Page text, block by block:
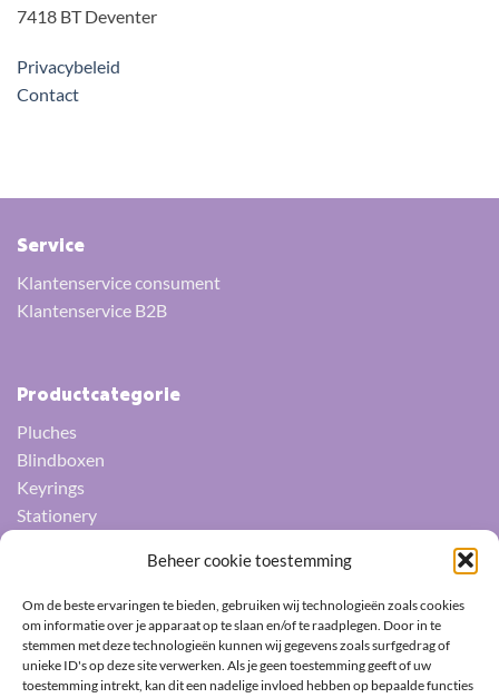
Beheer cookie toestemming
Om de beste ervaringen te bieden, gebruiken wij technologieën zoals cookies
om informatie over je apparaat op te slaan en/of te raadplegen. Door in te
stemmen met deze technologieën kunnen wij gegevens zoals surfgedrag of
unieke ID's op deze site verwerken. Als je geen toestemming geeft of uw
toestemming intrekt, kan dit een nadelige invloed hebben op bepaalde functies
7418 BT Deventer
Privacybeleid
Contact
Service
Klantenservice consument
Klantenservice B2B
Productcategorie
Pluches
Blindboxen
Keyrings
Stationery
Umbrellas
Fans
Pin badges